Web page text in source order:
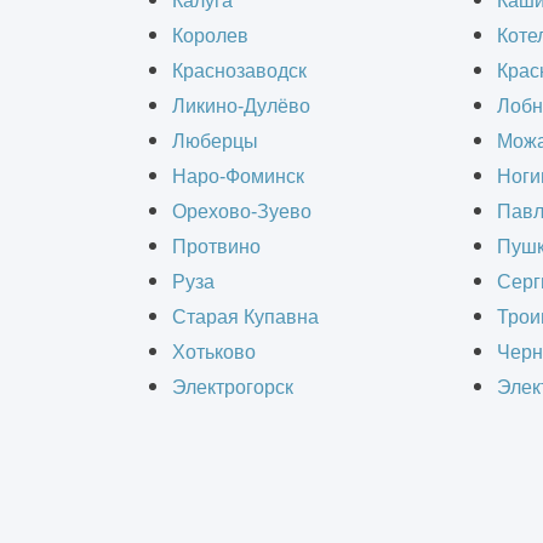
Королев
Краснозаводск
Ликино-Дулёво
Люберцы
Наро-Фоминск
Орехово-Зуево
Протвино
Руза
Старая Купавна
Хотьково
Электрогорск
реализации. Эффективная работа
шагом к успешному ремонту
износ котлов, трубопроводов и
обратить внимание на состояние
Стоимость
Стоимость - от 25000 р/м2
Универсальной цены не